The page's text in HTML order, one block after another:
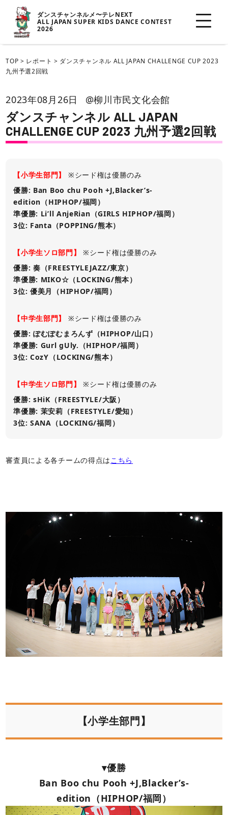
ダンスチャンネルメ〜テレNEXT
ALL JAPAN SUPER KIDS DANCE CONTEST
2026
TOP > レポート > ダンスチャンネル ALL JAPAN CHALLENGE CUP 2023
九州予選2回戦
2023年08月26日 @柳川市民文化会館
ダンスチャンネル ALL JAPAN
CHALLENGE CUP 2023 九州予選2回戦
【小学生部門】
※シード権は優勝のみ
優勝: Ban Boo chu Pooh +J,Blacker’s-
edition（HIPHOP/福岡）
準優勝: Li’ll AnjeRian（GIRLS HIPHOP/福岡）
3位: Fanta（POPPING/熊本）
【小学生ソロ部門】
※シード権は優勝のみ
優勝: 奏（FREESTYLEJAZZ/東京）
準優勝: MIKO☆（LOCKING/熊本）
3位: 優美月（HIPHOP/福岡）
【中学生部門】
※シード権は優勝のみ
優勝: ぽむぽむまろんず（HIPHOP/山口）
準優勝: Gurl gUly.（HIPHOP/福岡）
3位: CozY（LOCKING/熊本）
【中学生ソロ部門】
※シード権は優勝のみ
優勝: sHiK（FREESTYLE/大阪）
準優勝: 茉安莉（FREESTYLE/愛知）
3位: SANA（LOCKING/福岡）
審査員による各チームの得点はこちら
【小学生部門】
▾優勝
Ban Boo chu Pooh +J,Blacker’s-
edition（HIPHOP/福岡）